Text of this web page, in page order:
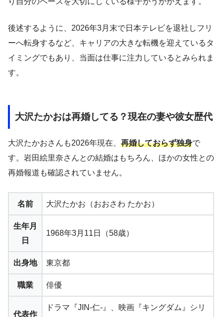
後述するように、2026年3月末で日本テレビを退社しフリ
ーへ転身するなど、キャリアの大きな転機を迎えているタ
イミングでもあり、当面は仕事に注力しているとみられま
す。
大沢たかおは再婚してる？現在の妻や彼女歴代
大沢たかおさんも2026年現在、 再婚しておらず独身で
す。岩田絵里奈さんとの結婚はもちろん、ほかの女性との
再婚報道も確認されていません。
名前 大沢たかお（おおさわ たかお）
生年月
日
1968年3月11日（58歳）
出身地 東京都
職業 俳優
代表作
ドラマ『JIN-仁-』、映画『キングダム』シリ